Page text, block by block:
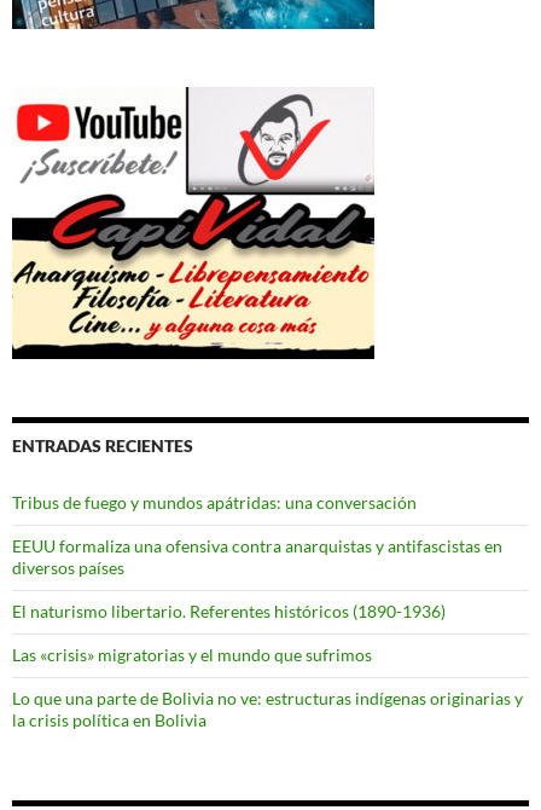
ENTRADAS RECIENTES
Tribus de fuego y mundos apátridas: una conversación
EEUU formaliza una ofensiva contra anarquistas y antifascistas en
diversos países
El naturismo libertario. Referentes históricos (1890-1936)
Las «crisis» migratorias y el mundo que sufrimos
Lo que una parte de Bolivia no ve: estructuras indígenas originarias y
la crisis política en Bolivia